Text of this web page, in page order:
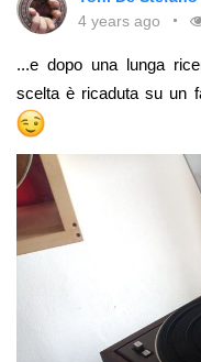
4 years ago
...e dopo una lunga
scelta è ricaduta su un